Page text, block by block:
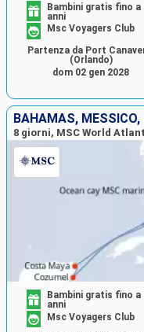
Bambini gratis fino a
anni
Msc Voyagers Club
Partenza da Port
(Orlando)
dom 02 gen 2028
BAHAMAS,
8 giorni, MSC World
Bambini gratis fino a
anni
Msc Voyagers Club